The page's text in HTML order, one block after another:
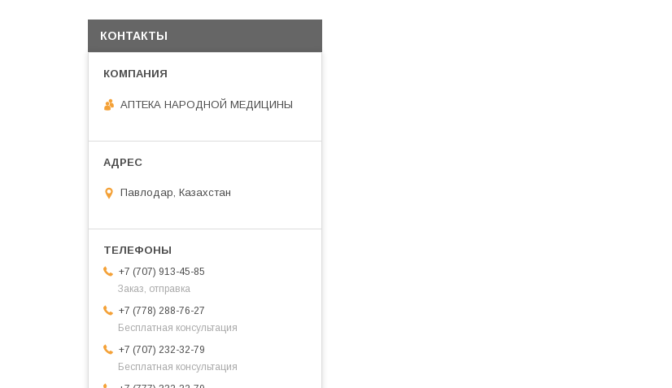
КОНТАКТЫ
АПТЕКА НАРОДНОЙ МЕДИЦИНЫ
Павлодар, Казахстан
+7 (707) 913-45-85
Заказ, отправка
+7 (778) 288-76-27
Бесплатная консультация
+7 (707) 232-32-79
Бесплатная консультация